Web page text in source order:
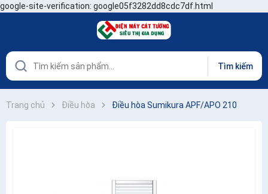
google-site-verification: google05f3282dd8cdc7df.html
Tìm kiếm
Trang chủ Điều hòa Điều hòa Sumikura APF/APO 210